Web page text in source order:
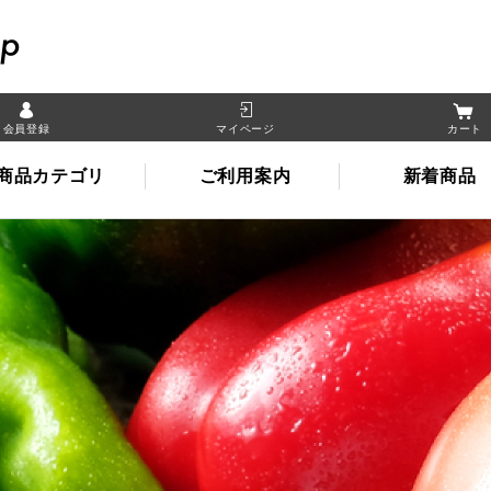
会員登録 マイページ カート
品カテゴリ ご利用案内 新着商品